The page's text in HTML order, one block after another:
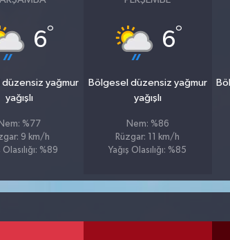
6°
yağmur
yağışlı
Nem: %77
9 km/h
Olasılığı: %89
6°
Bölgesel düzensiz yağmur
yağışlı
Nem: %86
Rüzgar: 11 km/h
Yağış Olasılığı: %85